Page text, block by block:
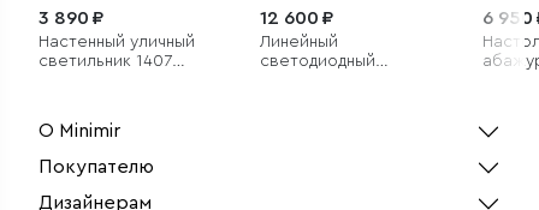
3 890 ₽
Настенный уличный
светильник 1407
12 600 ₽
Линейный
светодиодный
6 950
О Minimir
Покупателю
Дизайнерам